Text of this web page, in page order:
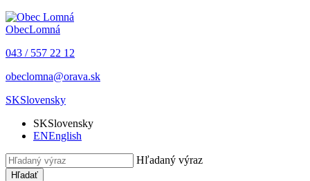
ObecLomná
043 / 557 22 12
obeclomna@orava.sk
SKSlovensky
SKSlovensky
ENEnglish
Hľadaný výraz
Hľadať